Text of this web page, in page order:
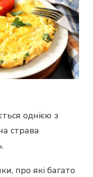
однією з
страва
про які багато